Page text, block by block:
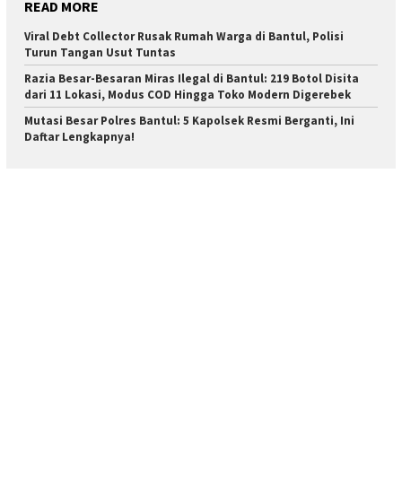
READ MORE
Viral Debt Collector Rusak Rumah Warga di Bantul, Polisi
Turun Tangan Usut Tuntas
Razia Besar-Besaran Miras Ilegal di Bantul: 219 Botol Disita
dari 11 Lokasi, Modus COD Hingga Toko Modern Digerebek
Mutasi Besar Polres Bantul: 5 Kapolsek Resmi Berganti, Ini
Daftar Lengkapnya!